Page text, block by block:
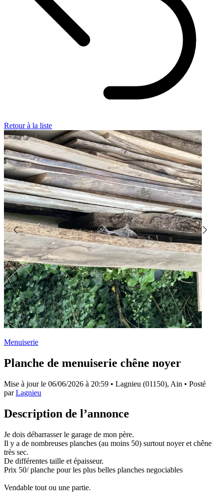
Retour à la liste
Menuiserie
Planche de menuiserie chêne noyer
Mise à jour le 06/06/2026 à 20:59 • Lagnieu (01150), Ain • Posté
parLagnieu
Description de l’annonce
Je dois débarrasser le garage de mon père.
Il y a de nombreuses planches (au moins 50) surtout noyer et chêne
très sec.
De différentes taille et épaisseur.
Prix 50/ planche pour les plus belles planches negociables
Vendable tout ou une partie.